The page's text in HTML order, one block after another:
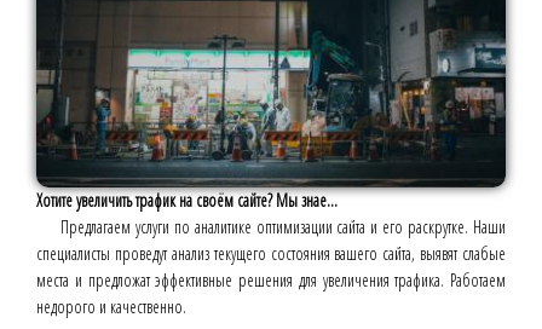
Хотите увеличить трафик на своём сайте? Мы знае...
Предлагаем услуги по аналитике оптимизации сайта и его раскрутке. Наши
специалисты проведут анализ текущего состояния вашего сайта, выявят слабые
места и предложат эффективные решения для увеличения трафика. Работаем
недорого и качественно.